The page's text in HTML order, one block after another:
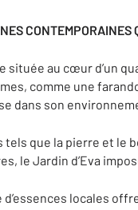
CONTEMPORAINES
située au cœur d’un
comme une
dans son
tels que la pierre et le
le Jardin d’Eva
d’essences locales